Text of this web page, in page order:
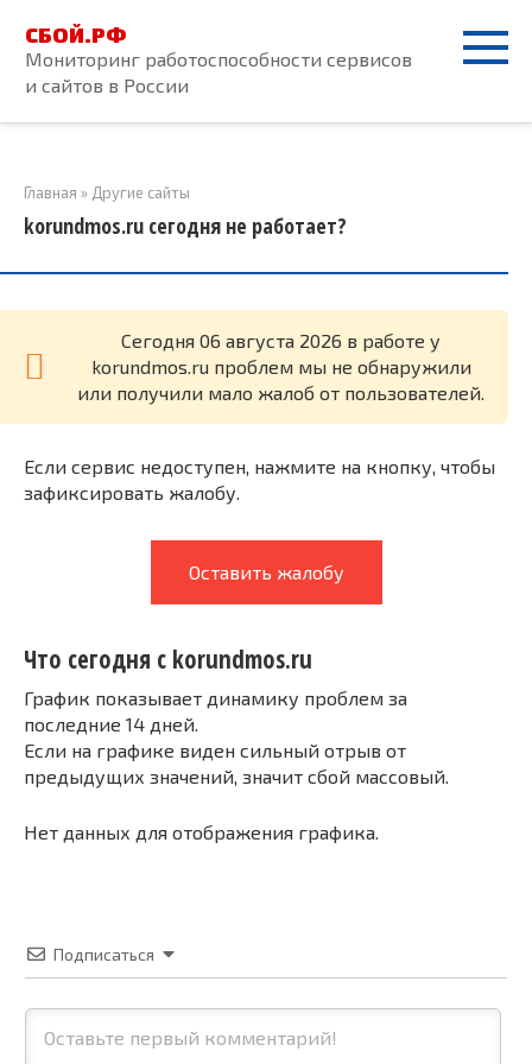
контенту
СБОЙ.РФ
Мониторинг работоспособности сервисов
и сайтов в России
Главная » Другие сайты
korundmos.ru сегодня не работает?
Cегодня 06 августа 2026 в работе у
korundmos.ru проблем мы не обнаружили
или получили мало жалоб от пользователей.
Если сервис недоступен, нажмите на кнопку, чтобы
зафиксировать жалобу.
Оставить жалобу
Что сегодня с korundmos.ru
График показывает динамику проблем за
последние 14 дней.
Если на графике виден сильный отрыв от
предыдущих значений, значит сбой массовый.
Нет данных для отображения графика.
Подписаться